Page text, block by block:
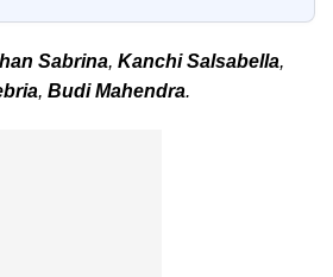
Sabrina, Kanchi Salsabella,
, Budi Mahendra.